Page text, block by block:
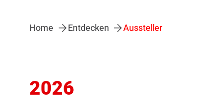
Home Entdecken Aussteller
2026